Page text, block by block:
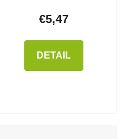
€5,47
DETAIL